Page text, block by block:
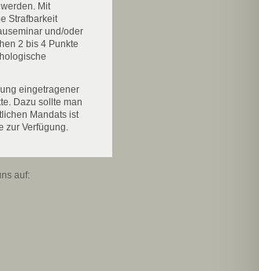
Mit
Strafbarkeit
und/oder
2 bis 4 Punkte
eingetragener
Dazu sollte man
Mandats ist
zur Verfügung.
auf: